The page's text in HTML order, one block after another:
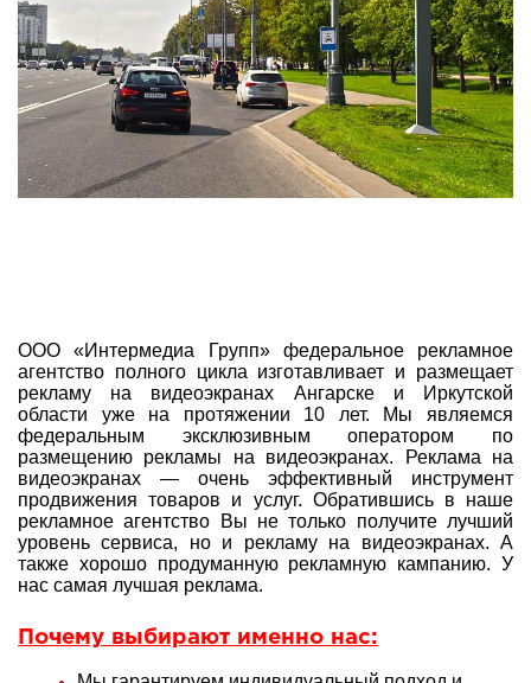
ООО «Интермедиа Групп» федеральное рекламное
агентство полного цикла изготавливает и размещает
рекламу на видеоэкранах Ангарске и Иркутской
области уже на протяжении 10 лет. Мы являемся
федеральным эксклюзивным оператором по
размещению рекламы на видеоэкранах. Реклама на
видеоэкранах — очень эффективный инструмент
продвижения товаров и услуг. Обратившись в наше
рекламное агентство Вы не только получите лучший
уровень сервиса, но и рекламу на видеоэкранах. А
также хорошо продуманную рекламную кампанию. У
нас самая лучшая реклама.
Почему выбирают именно нас: